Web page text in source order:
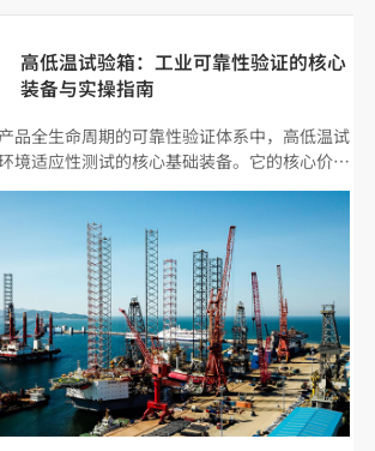
高低温试验箱：工业可靠性验证的核心
装备与实操指南
全生命周期的可靠性验证体系中，高低温试
适应性测试的核心基础装备。它的核心价值